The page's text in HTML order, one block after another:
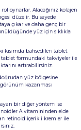
oynarlar. Alacağınız kolajen
düzelir. Bu sayede
çıkar ve daha genç bir
yüz için sıklıkla
bahsedilen tablet
tablet formundaki takviyeler ile
artırabilirsiniz.
yüz bölgesine
kazanması
bir diğer yöntem ise
A vitamininden elde
retinoid içerikli kremler ile